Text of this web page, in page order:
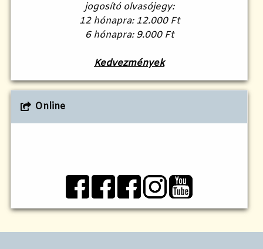
jogosító olvasójegy:
12 hónapra: 12.000 Ft
6 hónapra: 9.000 Ft
Kedvezmények
Online